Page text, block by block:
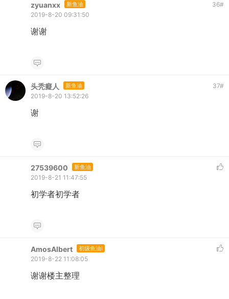
zyuanxx 新鱼油 36#
2019-8-20 09:31:50
谢谢
头秃癡人 新鱼油 37#
2019-8-20 13:52:26
谢
27539600 新鱼油
2019-8-21 11:47:55
初学者初学者
AmosAlbert 初级鱼油I
2019-8-22 11:08:05
谢谢楼主整理